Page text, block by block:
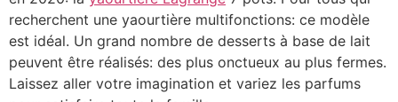
recherchent une yaourtière multifonctions: ce modèle
est idéal. Un grand nombre de desserts à base de lait
peuvent être réalisés: des plus onctueux au plus fermes.
Laissez aller votre imagination et variez les parfums